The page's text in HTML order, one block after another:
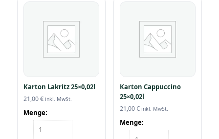
Karton Lakritz 25×0,02l
21,00€ inkl. MwSt.
Menge:
Karton
Lakritz
Karton Cappuccino
25×0,02l
21,00€ inkl. MwSt.
Menge:
Karton